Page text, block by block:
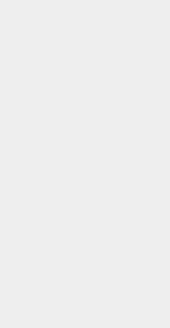
一起使用是在冷藏
flavor, there are
these sop up
that can develop